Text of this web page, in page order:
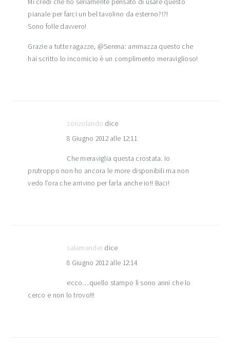
Mi credi che ho seriamente pensato di usare questo
pianale per farci un bel tavolino da esterno?!?!
Sono folle davvero!
Grazie a tutte ragazze, @Serena: ammazza questo che
hai scritto lo incornicio è un complimento meraviglioso!
zonzolando dice
8 Giugno 2012 alle 12:11
Che meraviglia questa crostata. Io
prutroppo non ho ancora le more disponibili ma non
vedo l’ora che arrivino per farla anche io!! Baci!
salamander dice
8 Giugno 2012 alle 12:14
ecco…quello stampo lì sono anni che lo
cerco e non lo trovo!!!